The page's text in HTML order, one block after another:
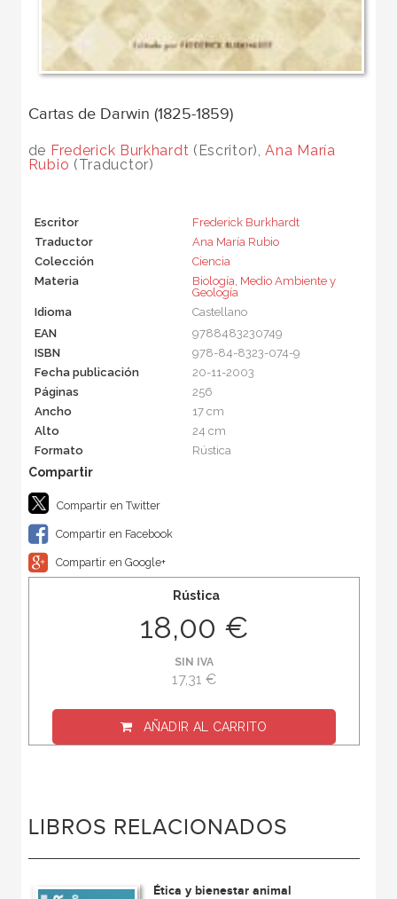
Cartas de Darwin (1825-1859)
de Frederick Burkhardt (Escritor),Ana María
Rubio (Traductor)
Escritor
Frederick Burkhardt
Traductor
Ana María Rubio
Colección
Ciencia
Materia
Biología, Medio Ambiente y
Geología
Idioma
Castellano
EAN
9788483230749
ISBN
978-84-8323-074-9
Fecha publicación
20-11-2003
Páginas
256
Ancho
17 cm
Alto
24 cm
Formato
Rústica
Compartir en Twitter
Compartir en Facebook
Compartir en Google+
Rústica
18,00 €
SIN IVA
17,31 €
AÑADIR AL CARRITO
LIBROS RELACIONADOS
Ética y bienestar animal